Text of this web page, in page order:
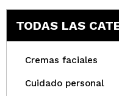
TODAS LAS
Cremas faciales
Cuidado personal